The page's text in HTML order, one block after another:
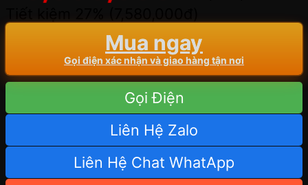
Mua ngay
Gọi điện xác nhận và giao hàng tận nơi
Gọi Điện
Liên Hệ Zalo
Liên Hệ Chat WhatApp